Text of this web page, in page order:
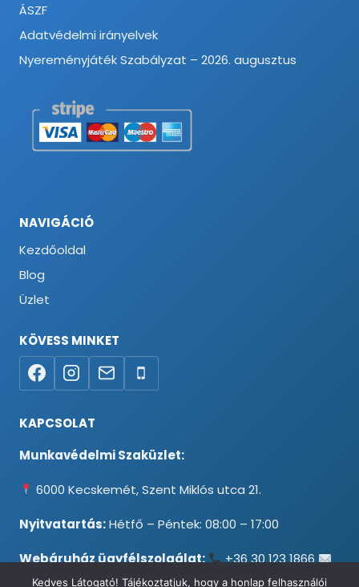
ÁSZF
Adatvédelmi irányelvek
Nyereményjáték Szabályzat – 2026. augusztus
NAVIGÁCIÓ
Kezdőoldal
Blog
Üzlet
KÖVESS MINKET
KAPCSOLAT
Munkavédelmi Szaküzlet:
6000 Kecskemét, Szent Miklós utca 21.
Nyitvatartás:Hétfő – Péntek: 08:00 – 17:00
Webáruház ügyfélszolgálat:
+36 30 123 1866
info@testpancel.hu
Kedves Látogató! Tájékoztatjuk, hogy a honlap felhasználói